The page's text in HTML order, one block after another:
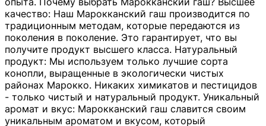
качество: Наш Марокканский гаш производится по
традиционным методам, которые передаются из
поколения в поколение. Это гарантирует, что вы
получите продукт высшего класса. Натуральный
продукт: Мы используем только лучшие сорта
конопли, выращенные в экологически чистых
районах Марокко. Никаких химикатов и пестицидов
- только чистый и натуральный продукт. Уникальный
аромат и вкус: Марокканский гаш славится своим
уникальным ароматом и вкусом, который